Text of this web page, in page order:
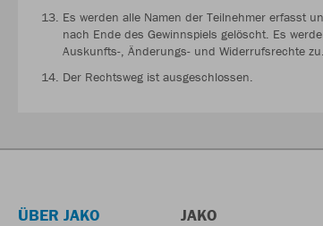
Es werden alle Namen der Teilnehmer erfasst
nach Ende des Gewinnspiels gelöscht. Es
Auskunfts-, Änderungs- und Widerrufsrechte zu.
Der Rechtsweg ist ausgeschlossen.
ÜBER JAKO
JAKO